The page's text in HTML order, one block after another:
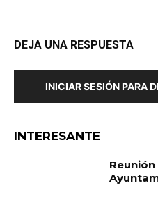
DEJA UNA RESPUESTA
INICIAR SESIÓN PARA
INTERESANTE